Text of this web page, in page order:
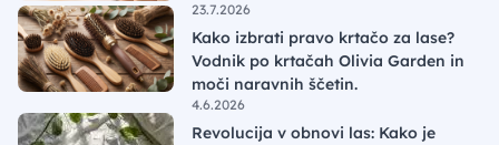
23.7.2026
Kako izbrati pravo krtačo za lase?
Vodnik po krtačah Olivia Garden in
moči naravnih ščetin.
4.6.2026
Revolucija v obnovi las: Kako je